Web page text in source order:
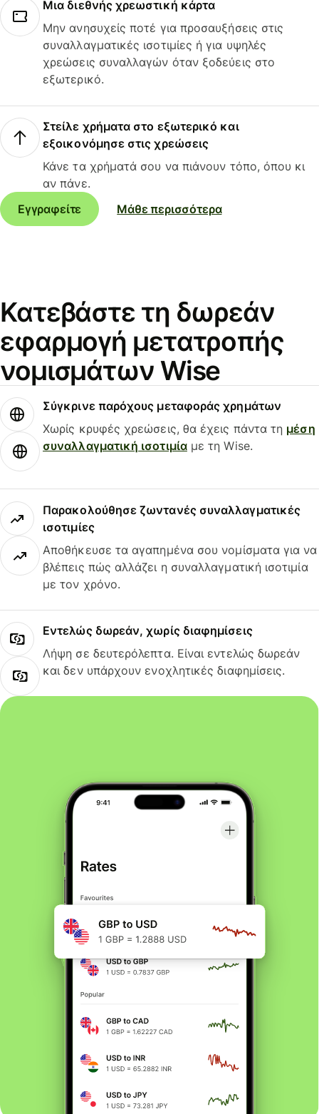
Μια διεθνής χρεωστική κάρτα
Μην ανησυχείς ποτέ για προσαυξήσεις στις
συναλλαγματικές ισοτιμίες ή για υψηλές
χρεώσεις συναλλαγών όταν ξοδεύεις στο
εξωτερικό.
Στείλε χρήματα στο εξωτερικό και
εξοικονόμησε στις χρεώσεις
Κάνε τα χρήματά σου να πιάνουν τόπο, όπου κι
αν πάνε.
Εγγραφείτε
Μάθε περισσότερα
Κατεβάστε τη δωρεάν
εφαρμογή μετατροπής
νομισμάτων Wise
Σύγκρινε παρόχους μεταφοράς χρημάτων
Χωρίς κρυφές χρεώσεις, θα έχεις πάντα τη μέση
συναλλαγματική ισοτιμίαμε τη Wise.
Παρακολούθησε ζωντανές συναλλαγματικές
ισοτιμίες
Αποθήκευσε τα αγαπημένα σου νομίσματα για να
βλέπεις πώς αλλάζει η συναλλαγματική ισοτιμία
με τον χρόνο.
Εντελώς δωρεάν, χωρίς διαφημίσεις
Λήψη σε δευτερόλεπτα. Είναι εντελώς δωρεάν
και δεν υπάρχουν ενοχλητικές διαφημίσεις.